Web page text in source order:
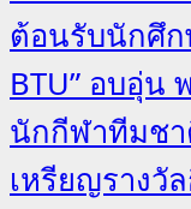
ต้อนรับนักศึก
BTU” อบอุ่น
นักกีฬาทีมช
เหรียญรางวั